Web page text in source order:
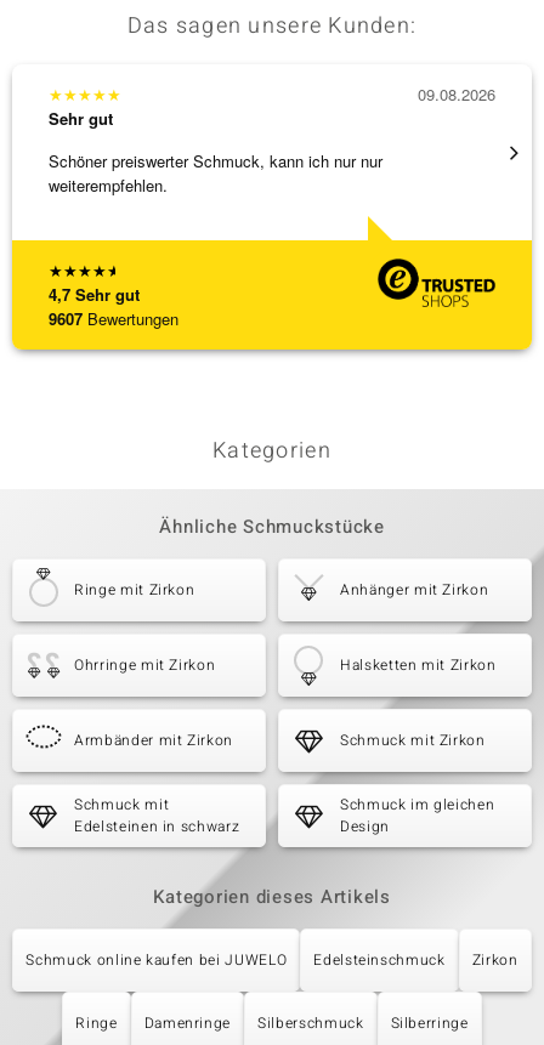
Das sagen unsere Kunden:
★★★★★
4,7 Sehr gut
9607 Bewertungen
★★★★★
Sehr gut
Schöner preiswerter Schmuck, kann ich nur nur
weiterempfehlen.
09.08.2026
Sehr
Kategorien
Ähnliche Schmuckstücke
Ringe mit Zirkon Anhänger mit Zirkon
Ohrringe mit Zirkon Halsketten mit Zirkon
Armbänder mit Zirkon Schmuck mit Zirkon
Schmuck mit
Edelsteinen in schwarz
Schmuck im gleichen
Design
Kategorien dieses Artikels
Schmuck online kaufen bei JUWELO Edelsteinschmuck Zirkon
Ringe Damenringe Silberschmuck Silberringe